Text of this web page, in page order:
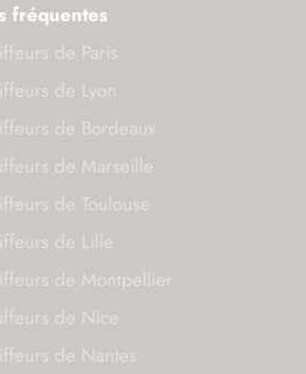
fréquentes
de Paris
de Lyon
de Bordeaux
de Marseille
de Toulouse
de Lille
de Montpellier
de Nice
de Nantes